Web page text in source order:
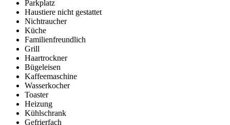
Parkplatz
Haustiere nicht gestattet
Nichtraucher
Küche
Familienfreundlich
Grill
Haartrockner
Bügeleisen
Kaffeemaschine
Wasserkocher
Toaster
Heizung
Kühlschrank
Gefrierfach